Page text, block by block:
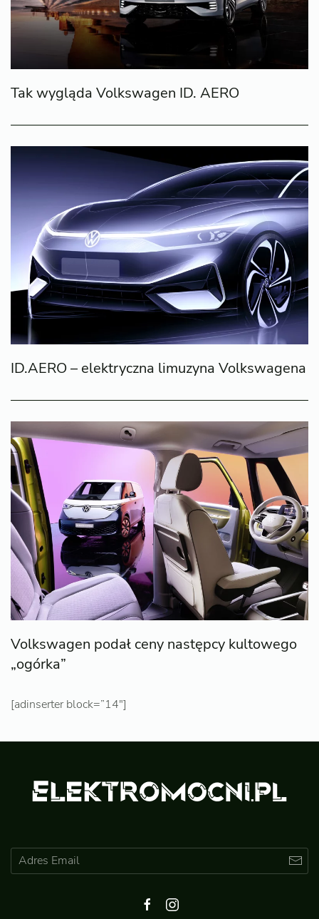
Tak wygląda Volkswagen ID. AERO
ID.AERO – elektryczna limuzyna Volkswagena
Volkswagen podał ceny następcy kultowego
„ogórka”
[adinserter block=”14″]